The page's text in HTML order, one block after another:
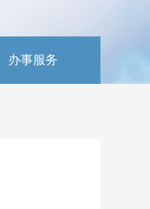
办事服务